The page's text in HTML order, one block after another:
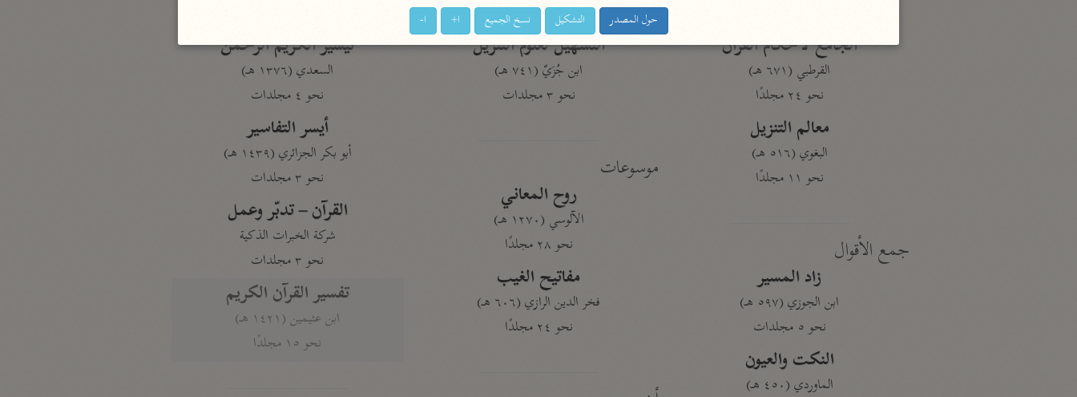
الجامع لأحكام القرآن
القرطبي (٦٧١ هـ)
نحو ٢٤ مجلدًا
معالم التنزيل
البغوي (٥١٦ هـ)
نحو ١١ مجلدًا
جمع الأقوال
زاد المسير
ابن الجوزي (٥٩٧ هـ)
نحو ٥ مجلدات
النكت والعيون
الماوردي (٤٥٠ هـ)
نحو ١١ مجلدًا
التسهيل لعلوم التنزيل
ابن جُزَيّ (٧٤١ هـ)
نحو ٣ مجلدات
موسوعات
روح المعاني
الآلوسي (١٢٧٠ هـ)
نحو ٢٨ مجلدًا
مفاتيح الغيب
فخر الدين الرازي (٦٠٦ هـ)
نحو ٢٤ مجلدًا
تيسير الكريم الرحمن
السعدي (١٣٧٦ هـ)
نحو ٤ مجلدات
أيسر التفاسير
أبو بكر الجزائري (١٤٣٩ هـ)
نحو ٣ مجلدات
القرآن – تدبّر وعمل
شركة الخبرات الذكية
نحو ٣ مجلدات
تفسير القرآن الكريم
ابن عثيمين (١٤٢١ هـ)
نحو ١٥ مجلدًا
حول المصدر التشكيل نسخ الجميع ا+ ا-